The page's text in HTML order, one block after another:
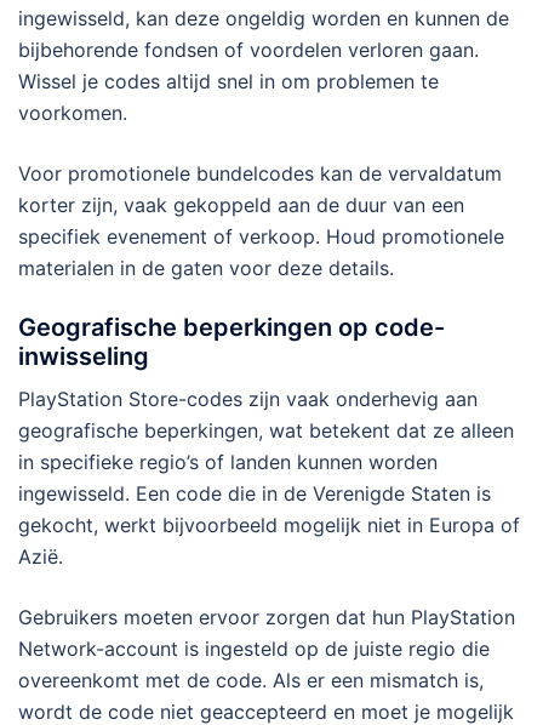
ingewisseld, kan deze ongeldig worden en kunnen de
bijbehorende fondsen of voordelen verloren gaan.
Wissel je codes altijd snel in om problemen te
voorkomen.
Voor promotionele bundelcodes kan de vervaldatum
korter zijn, vaak gekoppeld aan de duur van een
specifiek evenement of verkoop. Houd promotionele
materialen in de gaten voor deze details.
Geografische beperkingen op code-
inwisseling
PlayStation Store-codes zijn vaak onderhevig aan
geografische beperkingen, wat betekent dat ze alleen
in specifieke regio’s of landen kunnen worden
ingewisseld. Een code die in de Verenigde Staten is
gekocht, werkt bijvoorbeeld mogelijk niet in Europa of
Azië.
Gebruikers moeten ervoor zorgen dat hun PlayStation
Network-account is ingesteld op de juiste regio die
overeenkomt met de code. Als er een mismatch is,
wordt de code niet geaccepteerd en moet je mogelijk